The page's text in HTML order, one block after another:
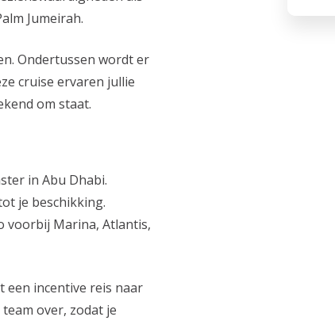
Jumeirah.
Ondertussen wordt er
cruise ervaren jullie
om staat.
in Abu Dhabi.
je beschikking.
voorbij Marina, Atlantis,
een incentive reis naar
over, zodat je